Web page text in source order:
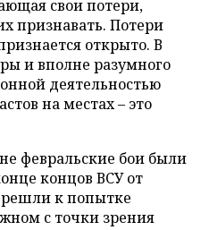
свои потери,
признавать. Потери
открыто. В
и вполне разумного
деятельностью
на местах – это
февральские бои были
концов ВСУ от
к попытке
с точки зрения